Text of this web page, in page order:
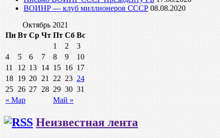
ВОИНР — клуб миллионеров СССР 08.08.2020
Октябрь 2021
Пн Вт Ср Чт Пт Сб Вс
« Мар Май »
1 2
3
4
5 6 7 8 9
10
11
12 13 14 15 16 17
18 19 20 21 22 23 24
25 26 27 28 29 30 31
Неизвестная лента